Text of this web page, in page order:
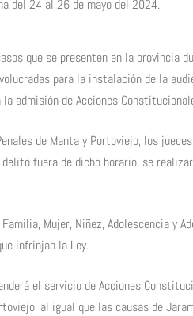
del 24 al 26 de mayo del 2024.
que se presenten en la provincia
para la instalación de la
admisión de Acciones
de Manta y Portoviejo, los
fuera de dicho horario, se
Mujer, Niñez, Adolescencia y
infrinjan la Ley.
el servicio de Acciones
al igual que las causas de